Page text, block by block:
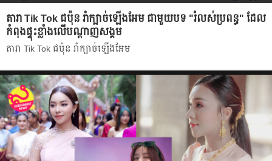
តារា Tik Tok ជប៉ុន រាំក្បាច់ឡើងអែម ជាមួយបទ "រំលស់ប្រពន្ធ" ដែល
កំពុងផ្ទុះខ្លាំង​លើបណ្ដាញសង្គម
តារា Tik Tok ជប៉ុន រាំក្បាច់ឡើងអែម